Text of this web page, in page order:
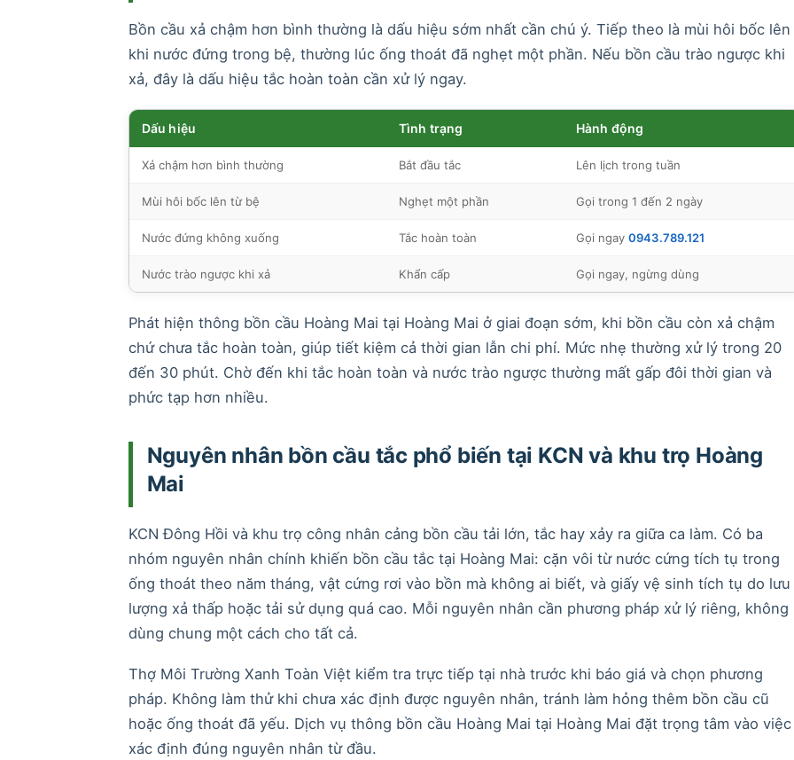
Bồn cầu xả chậm hơn bình thường là dấu hiệu sớm nhất cần chú ý. Tiếp theo là mùi hôi bốc lên
khi nước đứng trong bệ, thường lúc ống thoát đã nghẹt một phần. Nếu bồn cầu trào ngược khi
xả, đây là dấu hiệu tắc hoàn toàn cần xử lý ngay.
Dấu hiệu Tình trạng Hành động
Xả chậm hơn bình thường Bắt đầu tắc Lên lịch trong tuần
Mùi hôi bốc lên từ bệ Nghẹt một phần Gọi trong 1 đến 2 ngày
Nước đứng không xuống Tắc hoàn toàn Gọi ngay 0943.789.121
Nước trào ngược khi xả Khẩn cấp Gọi ngay, ngừng dùng
Phát hiện thông bồn cầu Hoàng Mai tại Hoàng Mai ở giai đoạn sớm, khi bồn cầu còn xả chậm
chứ chưa tắc hoàn toàn, giúp tiết kiệm cả thời gian lẫn chi phí. Mức nhẹ thường xử lý trong 20
đến 30 phút. Chờ đến khi tắc hoàn toàn và nước trào ngược thường mất gấp đôi thời gian và
phức tạp hơn nhiều.
Nguyên nhân bồn cầu tắc phổ biến tại KCN và khu trọ Hoàng
Mai
KCN Đông Hồi và khu trọ công nhân cảng bồn cầu tải lớn, tắc hay xảy ra giữa ca làm. Có ba
nhóm nguyên nhân chính khiến bồn cầu tắc tại Hoàng Mai: cặn vôi từ nước cứng tích tụ trong
ống thoát theo năm tháng, vật cứng rơi vào bồn mà không ai biết, và giấy vệ sinh tích tụ do lưu
lượng xả thấp hoặc tải sử dụng quá cao. Mỗi nguyên nhân cần phương pháp xử lý riêng, không
dùng chung một cách cho tất cả.
Thợ Môi Trường Xanh Toàn Việt kiểm tra trực tiếp tại nhà trước khi báo giá và chọn phương
pháp. Không làm thử khi chưa xác định được nguyên nhân, tránh làm hỏng thêm bồn cầu cũ
hoặc ống thoát đã yếu. Dịch vụ thông bồn cầu Hoàng Mai tại Hoàng Mai đặt trọng tâm vào việc
xác định đúng nguyên nhân từ đầu.